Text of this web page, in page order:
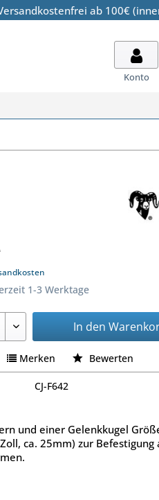
ab 100€
Konto
1-3 Werktage
In den
Merken Bewerten
CJ-F642
und einer Gelenkkugel
ca. 25mm) zur Befestigung